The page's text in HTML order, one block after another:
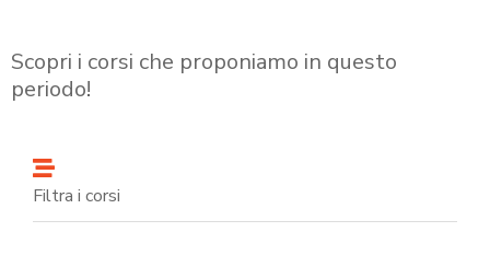
Scopri i corsi che proponiamo in questo
periodo!
Filtra i corsi